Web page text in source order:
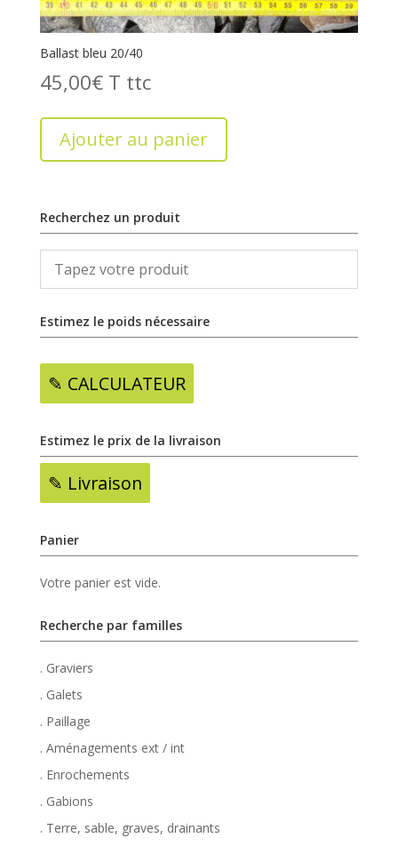
Ballast bleu 20/40
45,00€ T
Ajouter au panier
Recherchez un produit
Estimez le poids nécessaire
✎ CALCULATEUR
Estimez le prix de la livraison
✎ Livraison
Panier
Votre panier est vide.
Recherche par familles
. Graviers
. Galets
. Paillage
. Aménagements ext / int
. Enrochements
. Gabions
. Terre, sable, graves, drainants